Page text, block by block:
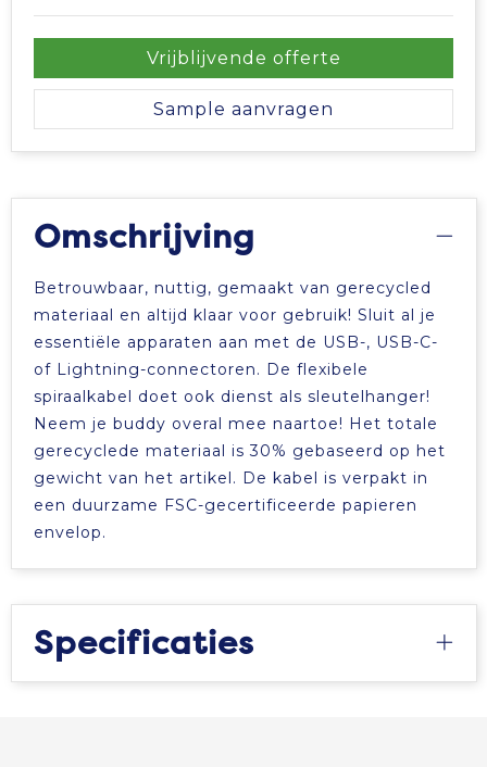
Tablettassen
Toilettassen
Waterbestendige tassen
Vrijblijvende offerte
Sample aanvragen
Omschrijving
Betrouwbaar, nuttig, gemaakt van gerecycled
materiaal en altijd klaar voor gebruik! Sluit al je
essentiële apparaten aan met de USB-, USB-C-
of Lightning-connectoren. De flexibele
spiraalkabel doet ook dienst als sleutelhanger!
Neem je buddy overal mee naartoe! Het totale
gerecyclede materiaal is 30% gebaseerd op het
gewicht van het artikel. De kabel is verpakt in
een duurzame FSC-gecertificeerde papieren
envelop.
Specificaties